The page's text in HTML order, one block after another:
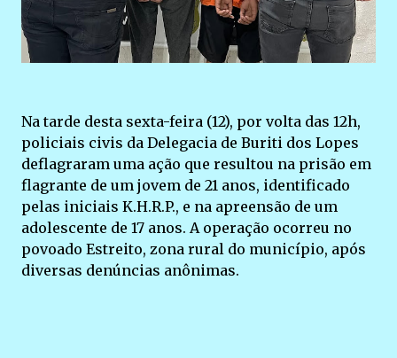
Na tarde desta sexta-feira (12), por volta das 12h,
policiais civis da Delegacia de Buriti dos Lopes
deflagraram uma ação que resultou na prisão em
flagrante de um jovem de 21 anos, identificado
pelas iniciais K.H.R.P., e na apreensão de um
adolescente de 17 anos. A operação ocorreu no
povoado Estreito, zona rural do município, após
diversas denúncias anônimas.